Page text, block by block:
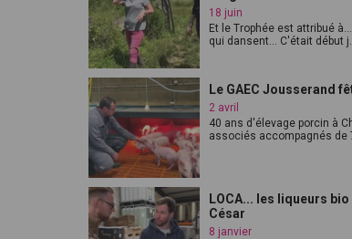
18 juin
Et le Trophée est attribué
qui dansent... C'était début
Le GAEC Jousserand
2 avril
40 ans d'élevage porcin à
associés accompagnés de
LOCA... les liqueurs
César
8 janvier